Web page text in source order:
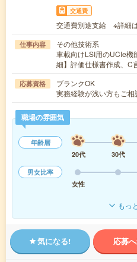
交通費
交通費別途支給 ※詳細は
仕事内容
その他技術系
車載向けLSI用のUCIe機
細】評価仕様書作成、
応募資格
ブランクOK
実務経験が浅い方もご相
職場の雰囲気
年齢層
20代
30代
男女比率
女性
もっ
気になる! 応募